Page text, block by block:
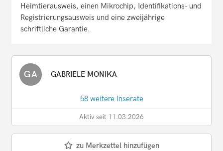
Heimtierausweis, einen Mikrochip, Identifikations- und
Registrierungsausweis und eine zweijährige
schriftliche Garantie.
GA GABRIELE MONIKA
58 weitere Inserate
Aktiv seit 11.03.2026
zu Merkzettel hinzufügen